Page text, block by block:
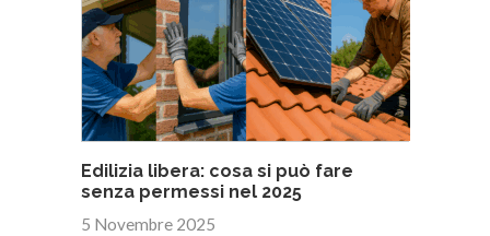
Edilizia libera: cosa si può fare
senza permessi nel 2025
5 Novembre 2025